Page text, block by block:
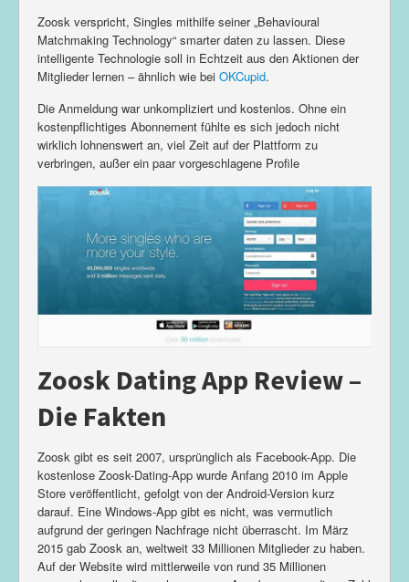
Zoosk verspricht, Singles mithilfe seiner „Behavioural
Matchmaking Technology“ smarter daten zu lassen. Diese
intelligente Technologie soll in Echtzeit aus den Aktionen der
Mitglieder lernen – ähnlich wie bei OKCupid.
Die Anmeldung war unkompliziert und kostenlos. Ohne ein
kostenpflichtiges Abonnement fühlte es sich jedoch nicht
wirklich lohnenswert an, viel Zeit auf der Plattform zu
verbringen, außer ein paar vorgeschlagene Profile
Zoosk Dating App Review –
Die Fakten
Zoosk gibt es seit 2007, ursprünglich als Facebook-App. Die
kostenlose Zoosk-Dating-App wurde Anfang 2010 im Apple
Store veröffentlicht, gefolgt von der Android-Version kurz
darauf. Eine Windows-App gibt es nicht, was vermutlich
aufgrund der geringen Nachfrage nicht überrascht. Im März
2015 gab Zoosk an, weltweit 33 Millionen Mitglieder zu haben.
Auf der Website wird mittlerweile von rund 35 Millionen